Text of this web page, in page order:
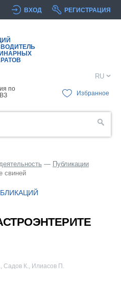
ВХОД РЕГИСТРАЦИЯ
по
RU
Избранное
Публикации
свиней
Садов К., Илиасов П.